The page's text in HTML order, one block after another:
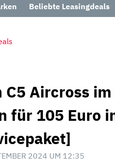
Beliebte Leasingdeals
C5 Aircross
für 105 Euro
2024 UM 12:35